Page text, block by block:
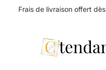
Frais de livraison offert dès